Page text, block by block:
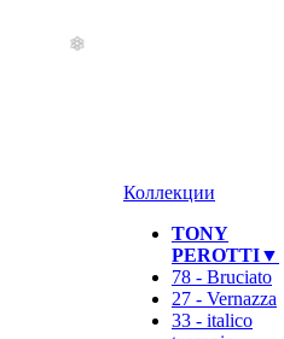
Коллекции
TONY
PEROTTI▼
78 - Bruciato
27 - Vernazza
33 - italico